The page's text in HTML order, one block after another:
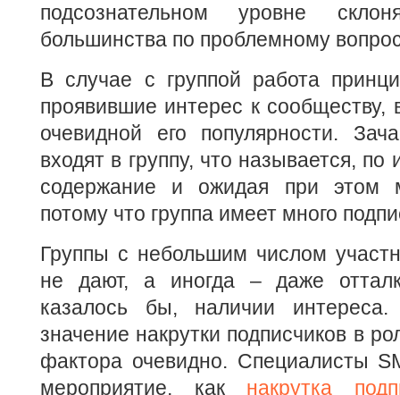
подсознательном уровне
большинства по проблемному
В случае с группой работа
проявившие интерес к сообществу,
очевидной его популярности.
входят в группу, что называется, по
содержание и ожидая при этом
потому что группа имеет много
Группы с небольшим числом
не дают, а иногда – даже
казалось бы, наличии
значение накрутки подписчиков в
фактора очевидно. Специалисты
мероприятие, как накрутка